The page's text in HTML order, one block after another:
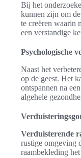
Bij het
kunnen zijn om
te creëren waarin
een verstandige
Psychologische
Naast het
op de geest. Het
ontspannen na
algehele
Verduisterende
rustige omgeving
raambekleding